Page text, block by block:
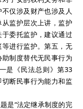
助人的范围和限制行
成年监护制度重新设
有：第一，婚姻家庭
民法总则规定的监护
加条文补充规定，尤
，二是建立强制报告
成年人的监护和成年
对子女的权利义务和非